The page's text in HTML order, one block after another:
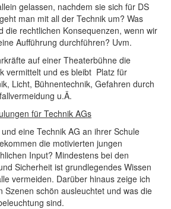
gelassen, nachdem sie sich für DS
man mit all der Technik um? Was
die rechtlichen Konsequenzen, wenn wir
Aufführung durchführen? Uvm.
auf einer Theaterbühne die
vermittelt und es bleibt Platz für
Licht, Bühnentechnik, Gefahren durch
u.Ä.
für Technik AGs
eine Technik AG an ihrer Schule
die motivierten jungen
Input? Mindestens bei den
Sicherheit ist grundlegendes Wissen
vermeiden. Darüber hinaus zeige ich
Szenen schön ausleuchtet und was die
sind.